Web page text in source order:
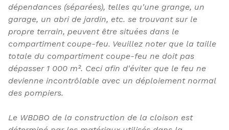
dépendances (séparées), telles qu'une grange, un
garage, un abri de jardin, etc. se trouvant sur le
propre terrain, peuvent être situées dans le
compartiment coupe-feu. Veuillez noter que la taille
totale du compartiment coupe-feu ne doit pas
dépasser 1 000 m². Ceci afin d'éviter que le feu ne
devienne incontrôlable avec un déploiement normal
des pompiers.
Le WBDBO de la construction de la cloison est